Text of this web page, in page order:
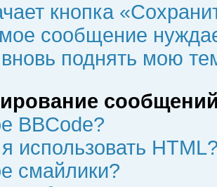
кнопка
сообщение
поднять мою
BBCode?
использовать
смайлики?